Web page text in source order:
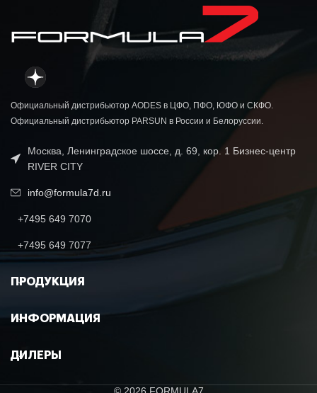
Официальный дистрибьютор AODES в ЦФО, ПФО, ЮФО и СКФО.
Официальный дистрибьютор PARSUN в России и Белоруссии.
Москва, Ленинградское шоссе, д. 69, кор. 1 Бизнес-центр
RIVER CITY
info@formula7d.ru
+7495 649 7070
+7495 649 7077
ПРОДУКЦИЯ
ИНФОРМАЦИЯ
ДИЛЕРЫ